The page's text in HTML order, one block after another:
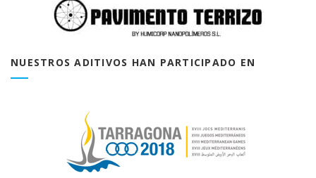
NUESTROS ADITIVOS HAN PARTICIPADO EN